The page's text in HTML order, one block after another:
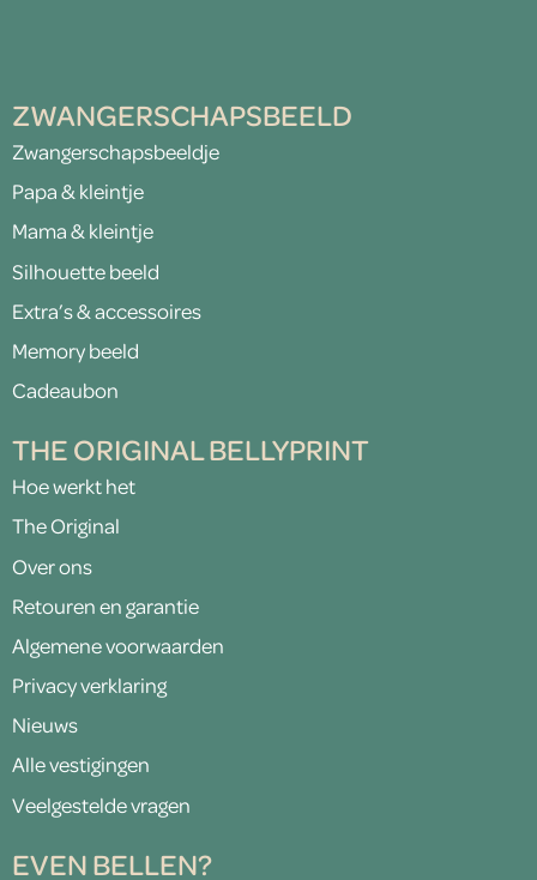
ZWANGERSCHAPSBEELD
Zwangerschapsbeeldje
Papa & kleintje
Mama & kleintje
Silhouette beeld
Extra’s & accessoires
Memory beeld
Cadeaubon
THE ORIGINAL BELLYPRINT
Hoe werkt het
The Original
Over ons
Retouren en garantie
Algemene voorwaarden
Privacy verklaring
Nieuws
Alle vestigingen
Veelgestelde vragen
EVEN BELLEN?